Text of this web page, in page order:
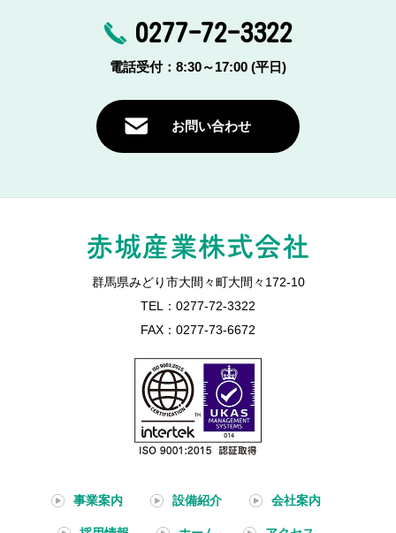
0277-72-3322
電話受付：8:30～17:00 (平日)
お問い合わせ
群馬県みどり市大間々町大間々172-10
TEL：0277-72-3322
FAX：0277-73-6672
事業案内 設備紹介 会社案内